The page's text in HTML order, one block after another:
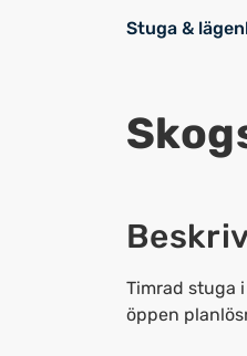
Stuga &
Timrad stuga
öppen